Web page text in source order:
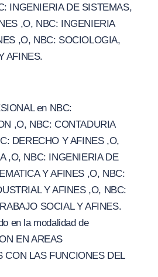
INGENIERIA DE SISTEMAS,
,O, NBC: INGENIERIA
,O, NBC: SOCIOLOGIA,
AFINES.
en NBC:
,O, NBC: CONTADURIA
DERECHO Y AFINES ,O,
,O, NBC: INGENIERIA DE
Y AFINES ,O, NBC:
Y AFINES ,O, NBC:
SOCIAL Y AFINES.
en la modalidad de
EN AREAS
CON LAS FUNCIONES DEL